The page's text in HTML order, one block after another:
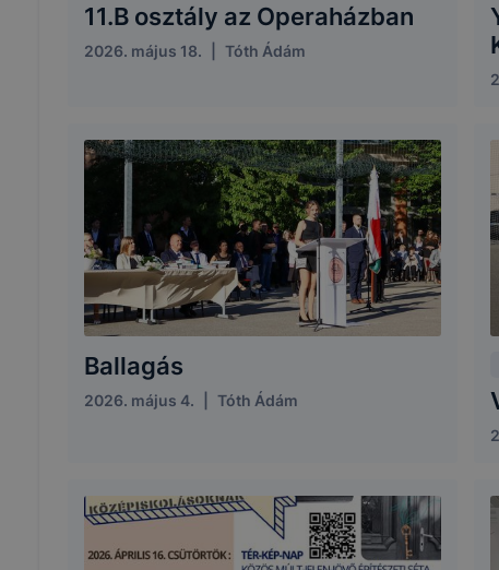
11.B osztály az Operaházban
2026. május 18. Tóth Ádám
Ballagás
2026. május 4. Tóth Ádám